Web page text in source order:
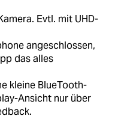
Evtl. mit UHD-
angeschlossen,
das alles
kleine BlueTooth-
Ansicht nur über